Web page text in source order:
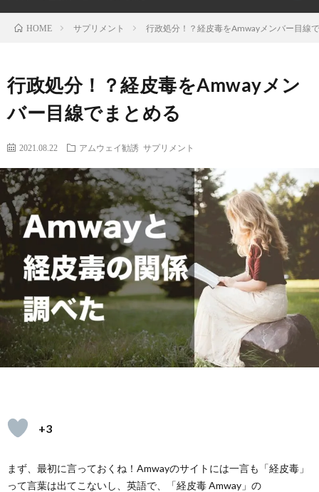
イ
レ
ピ
HOME サプリメント 行政処分！？経皮毒をAmwayメンバー目線
行政処分！？経皮毒をAmwayメン
バー目線でまとめる
2021.08.22 アムウェイ勧誘 サプリメント
+3
まず、最初に言っておくね！Amwayのサイトには一言も「経皮毒」
って言葉は出てこないし、英語で、「経皮毒 Amway」の